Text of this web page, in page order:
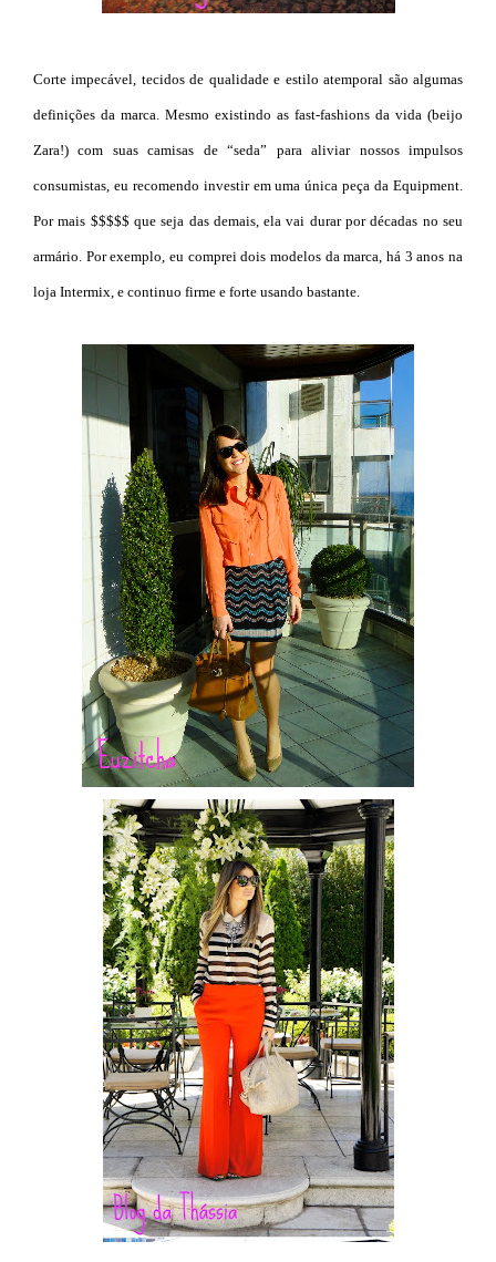
Corte impecável, tecidos de qualidade e estilo atemporal são algumas
definições da marca. Mesmo existindo as fast-fashions da vida (beijo
Zara!) com suas camisas de “seda” para aliviar nossos impulsos
consumistas, eu recomendo investir em uma única peça da Equipment.
Por mais $$$$$ que seja das demais, ela vai durar por décadas no seu
armário. Por exemplo, eu comprei dois modelos da marca, há 3 anos na
loja Intermix, e continuo firme e forte usando bastante.